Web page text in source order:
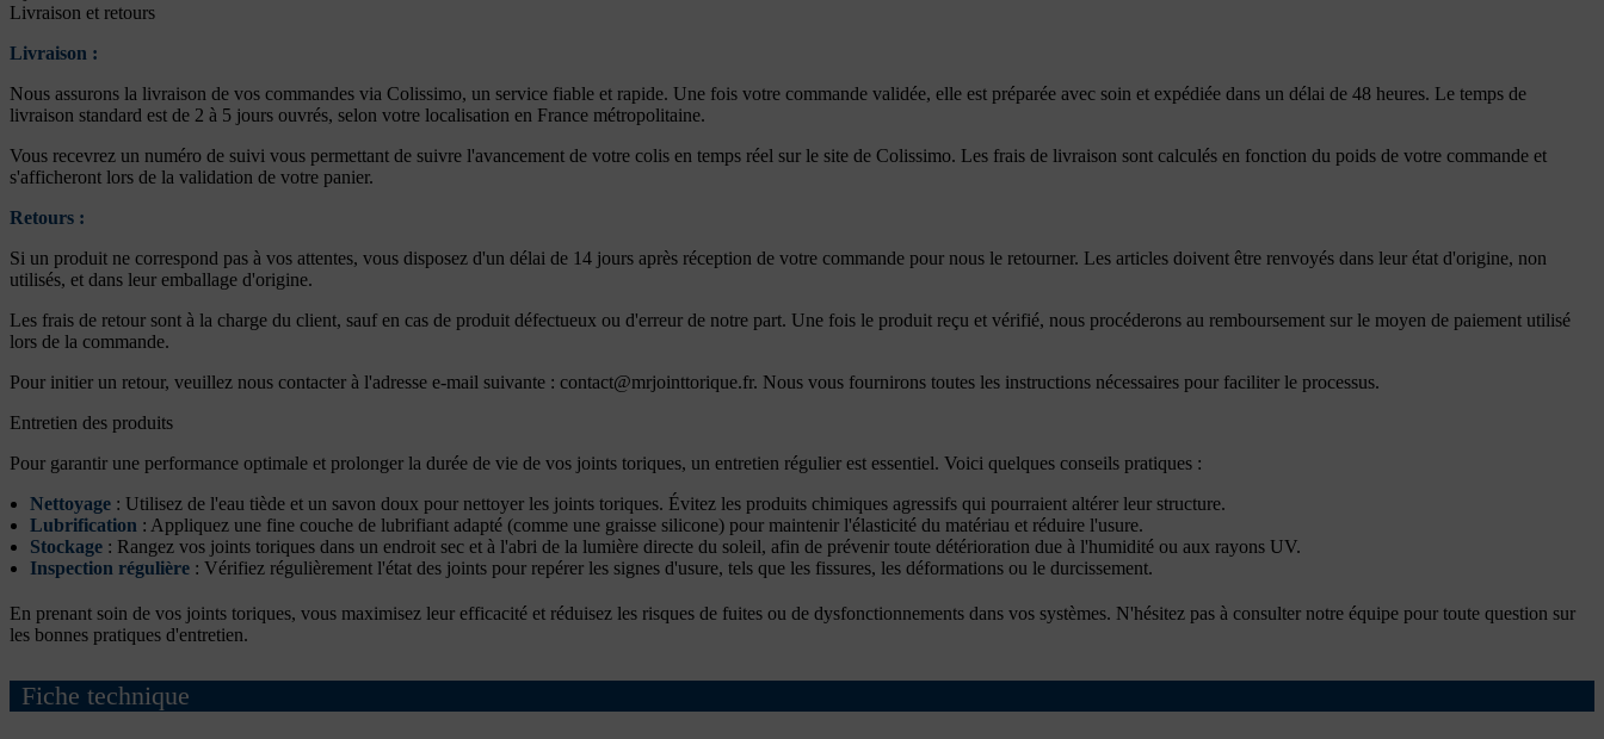
Livraison et retours
Livraison :
Nous assurons la livraison de vos commandes via Colissimo, un service fiable et rapide. Une fois votre commande validée, elle est préparée avec soin et expédiée dans un délai de 48 heures. Le temps de
livraison standard est de 2 à 5 jours ouvrés, selon votre localisation en France métropolitaine.
Vous recevrez un numéro de suivi vous permettant de suivre l'avancement de votre colis en temps réel sur le site de Colissimo. Les frais de livraison sont calculés en fonction du poids de votre commande et
s'afficheront lors de la validation de votre panier.
Retours :
Si un produit ne correspond pas à vos attentes, vous disposez d'un délai de 14 jours après réception de votre commande pour nous le retourner. Les articles doivent être renvoyés dans leur état d'origine, non
utilisés, et dans leur emballage d'origine.
Les frais de retour sont à la charge du client, sauf en cas de produit défectueux ou d'erreur de notre part. Une fois le produit reçu et vérifié, nous procéderons au remboursement sur le moyen de paiement utilisé
lors de la commande.
Pour initier un retour, veuillez nous contacter à l'adresse e-mail suivante : contact@mrjointtorique.fr. Nous vous fournirons toutes les instructions nécessaires pour faciliter le processus.
Entretien des produits
Pour garantir une performance optimale et prolonger la durée de vie de vos joints toriques, un entretien régulier est essentiel. Voici quelques conseils pratiques :
Nettoyage : Utilisez de l'eau tiède et un savon doux pour nettoyer les joints toriques. Évitez les produits chimiques agressifs qui pourraient altérer leur structure.
Lubrification : Appliquez une fine couche de lubrifiant adapté (comme une graisse silicone) pour maintenir l'élasticité du matériau et réduire l'usure.
Stockage : Rangez vos joints toriques dans un endroit sec et à l'abri de la lumière directe du soleil, afin de prévenir toute détérioration due à l'humidité ou aux rayons UV.
Inspection régulière : Vérifiez régulièrement l'état des joints pour repérer les signes d'usure, tels que les fissures, les déformations ou le durcissement.
En prenant soin de vos joints toriques, vous maximisez leur efficacité et réduisez les risques de fuites ou de dysfonctionnements dans vos systèmes. N'hésitez pas à consulter notre équipe pour toute question sur
les bonnes pratiques d'entretien.
Fiche technique